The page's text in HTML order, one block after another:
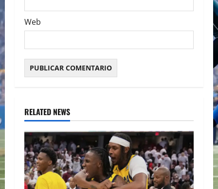
Web
RELATED NEWS